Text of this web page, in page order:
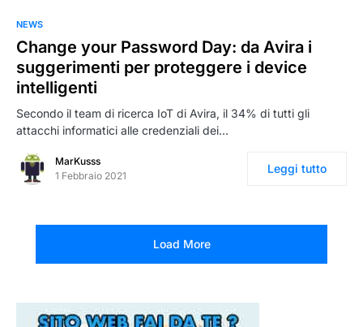
NEWS
Change your Password Day: da Avira i
suggerimenti per proteggere i device
intelligenti
Secondo il team di ricerca IoT di Avira, il 34% di tutti gli
attacchi informatici alle credenziali dei…
MarKusss
1 Febbraio 2021
Leggi tutto
Load More